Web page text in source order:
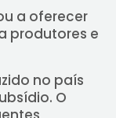
a oferecer
produtores e
no país
O